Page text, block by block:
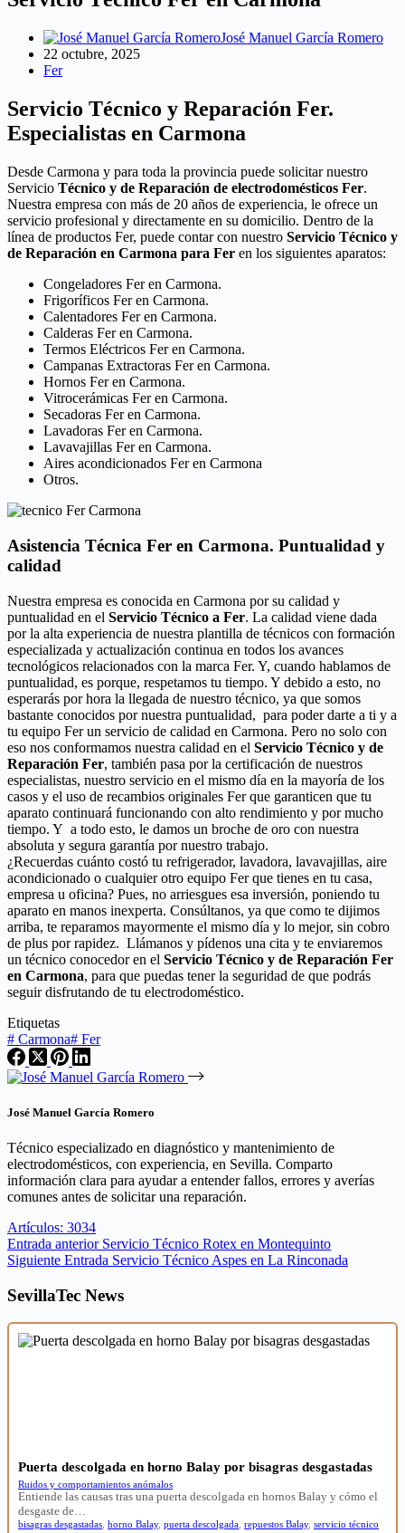
José Manuel García Romero
22 octubre, 2025
Fer
Servicio Técnico y Reparación Fer.
Especialistas en Carmona
Desde Carmona y para toda la provincia puede solicitar nuestro
Servicio Técnico y de Reparación de electrodomésticos Fer.
Nuestra empresa con más de 20 años de experiencia, le ofrece un
servicio profesional y directamente en su domicilio. Dentro de la
línea de productos Fer, puede contar con nuestro Servicio Técnico y
de Reparación en Carmona para Fer en los siguientes aparatos:
Congeladores Fer en Carmona.
Frigoríficos Fer en Carmona.
Calentadores Fer en Carmona.
Calderas Fer en Carmona.
Termos Eléctricos Fer en Carmona.
Campanas Extractoras Fer en Carmona.
Hornos Fer en Carmona.
Vitrocerámicas Fer en Carmona.
Secadoras Fer en Carmona.
Lavadoras Fer en Carmona.
Lavavajillas Fer en Carmona.
Aires acondicionados Fer en Carmona
Otros.
Asistencia Técnica Fer en Carmona. Puntualidad y
calidad
Nuestra empresa es conocida en Carmona por su calidad y
puntualidad en el Servicio Técnico a Fer. La calidad viene dada
por la alta experiencia de nuestra plantilla de técnicos con formación
especializada y actualización continua en todos los avances
tecnológicos relacionados con la marca Fer. Y, cuando hablamos de
puntualidad, es porque, respetamos tu tiempo. Y debido a esto, no
esperarás por hora la llegada de nuestro técnico, ya que somos
bastante conocidos por nuestra puntualidad, para poder darte a ti y a
tu equipo Fer un servicio de calidad en Carmona. Pero no solo con
eso nos conformamos nuestra calidad en el Servicio Técnico y de
Reparación Fer, también pasa por la certificación de nuestros
especialistas, nuestro servicio en el mismo día en la mayoría de los
casos y el uso de recambios originales Fer que garanticen que tu
aparato continuará funcionando con alto rendimiento y por mucho
tiempo. Y a todo esto, le damos un broche de oro con nuestra
absoluta y segura garantía por nuestro trabajo.
¿Recuerdas cuánto costó tu refrigerador, lavadora, lavavajillas, aire
acondicionado o cualquier otro equipo Fer que tienes en tu casa,
empresa u oficina? Pues, no arriesgues esa inversión, poniendo tu
aparato en manos inexperta. Consúltanos, ya que como te dijimos
arriba, te reparamos mayormente el mismo día y lo mejor, sin cobro
de plus por rapidez. Llámanos y pídenos una cita y te enviaremos
un técnico conocedor en el Servicio Técnico y de Reparación Fer
en Carmona, para que puedas tener la seguridad de que podrás
seguir disfrutando de tu electrodoméstico.
Etiquetas
# Carmona# Fer
José Manuel García Romero
Técnico especializado en diagnóstico y mantenimiento de
electrodomésticos, con experiencia, en Sevilla. Comparto
información clara para ayudar a entender fallos, errores y averías
comunes antes de solicitar una reparación.
Artículos: 3034
Entrada anterior Servicio Técnico Rotex en Montequinto
Siguiente Entrada Servicio Técnico Aspes en La Rinconada
SevillaTec News
Puerta descolgada en horno Balay por bisagras desgastadas
Ruidos y comportamientos anómalos
Entiende las causas tras una puerta descolgada en hornos Balay y cómo el
desgaste de…
bisagras desgastadas horno Balay, puerta descolgada repuestos Balay, servicio técnico